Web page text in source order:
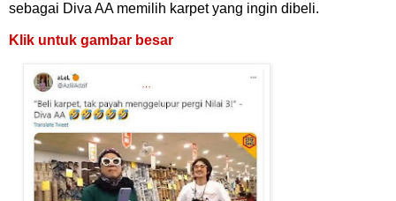
sebagai Diva AA memilih karpet yang ingin dibeli.
Klik untuk gambar besar